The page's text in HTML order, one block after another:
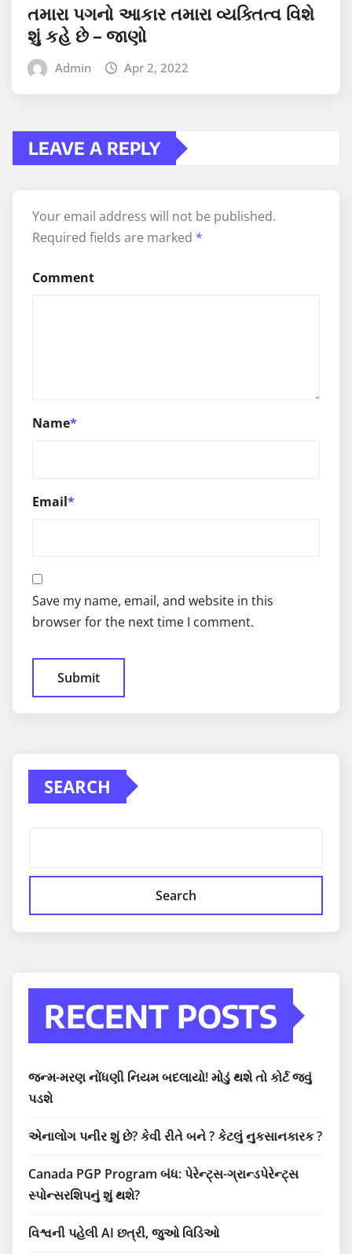
તમારા પગનો આકાર તમારા વ્યક્તિત્વ વિશે
શું કહે છે – જાણો
Admin Apr 2, 2022
LEAVE A REPLY
Your email address will not be published.
Required fields are marked *
Comment
Name*
Email*
Save my name, email, and website in this
browser for the next time I comment.
SEARCH
Search
RECENT POSTS
જન્મ-મરણ નોંધણી નિયમ બદલાયો! મોડું થશે તો કોર્ટ જવું
પડશે
એનાલોગ પનીર શું છે? કેવી રીતે બને ? કેટલું નુકસાનકારક ?
Canada PGP Program બંધ: પેરેન્ટ્સ-ગ્રાન્ડપેરેન્ટ્સ
સ્પોન્સરશિપનું શું થશે?
વિશ્વની પહેલી AI છત્રી, જુઓ વિડિઓ